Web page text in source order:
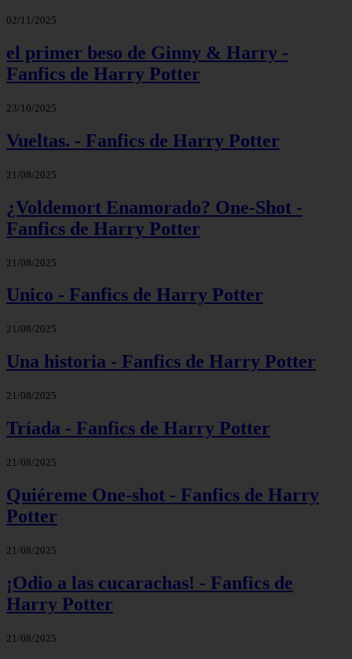
02/11/2025
el primer beso de Ginny & Harry -
Fanfics de Harry Potter
23/10/2025
Vueltas. - Fanfics de Harry Potter
21/08/2025
¿Voldemort Enamorado? One-Shot -
Fanfics de Harry Potter
21/08/2025
Unico - Fanfics de Harry Potter
21/08/2025
Una historia - Fanfics de Harry Potter
21/08/2025
Tríada - Fanfics de Harry Potter
21/08/2025
Quiéreme One-shot - Fanfics de Harry
Potter
21/08/2025
¡Odio a las cucarachas! - Fanfics de
Harry Potter
21/08/2025